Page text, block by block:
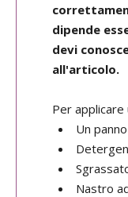
dipende
devi
all'articolo.
Per
Un
Nastro